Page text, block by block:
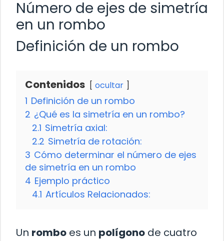
Número de ejes de simetría
en un rombo
Definición de un rombo
Contenidos ocultar
1 Definición de un rombo
2 ¿Qué es la simetría en un rombo?
2.1 Simetría axial:
2.2 Simetría de rotación:
3 Cómo determinar el número de ejes
de simetría en un rombo
4 Ejemplo práctico
4.1 Artículos Relacionados:
Un rombo es un polígono de cuatro